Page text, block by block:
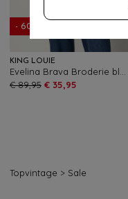
- 60%
KING LOUIE
€ 89,95 € 35,95
Topvintage > Sale